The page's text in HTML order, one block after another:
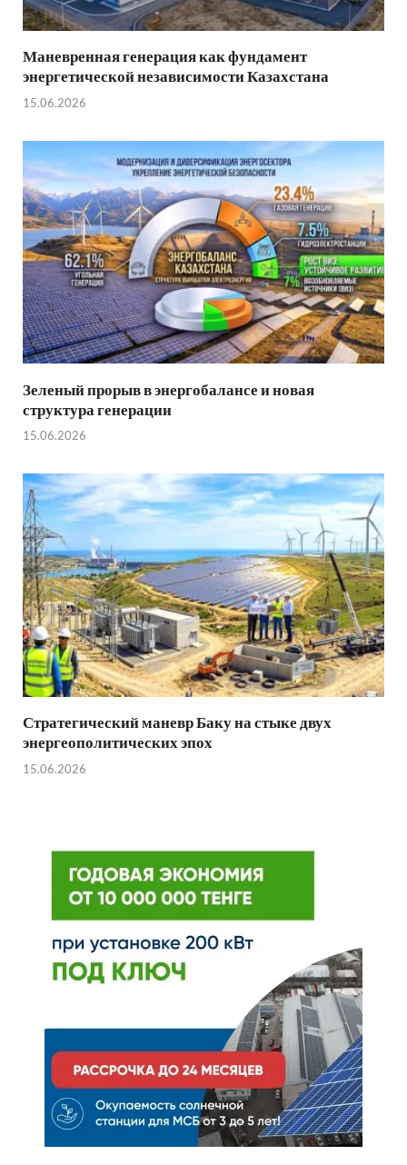
Маневренная генерация как фундамент
энергетической независимости Казахстана
15.06.2026
Зеленый прорыв в энергобалансе и новая
структура генерации
15.06.2026
Стратегический маневр Баку на стыке двух
энергеополитических эпох
15.06.2026